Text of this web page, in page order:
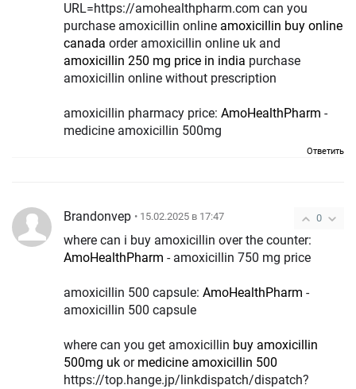
URL=https://amohealthpharm.com can you
purchase amoxicillin online amoxicillin buy online
canada order amoxicillin online uk and
amoxicillin 250 mg price in india purchase
amoxicillin online without prescription
amoxicillin pharmacy price: AmoHealthPharm -
medicine amoxicillin 500mg
Ответить
0
Brandonvep • 15.02.2025 в 17:47
where can i buy amoxicillin over the counter:
AmoHealthPharm - amoxicillin 750 mg price
amoxicillin 500 capsule: AmoHealthPharm -
amoxicillin 500 capsule
where can you get amoxicillin buy amoxicillin
500mg uk or medicine amoxicillin 500
https://top.hange.jp/linkdispatch/dispatch?